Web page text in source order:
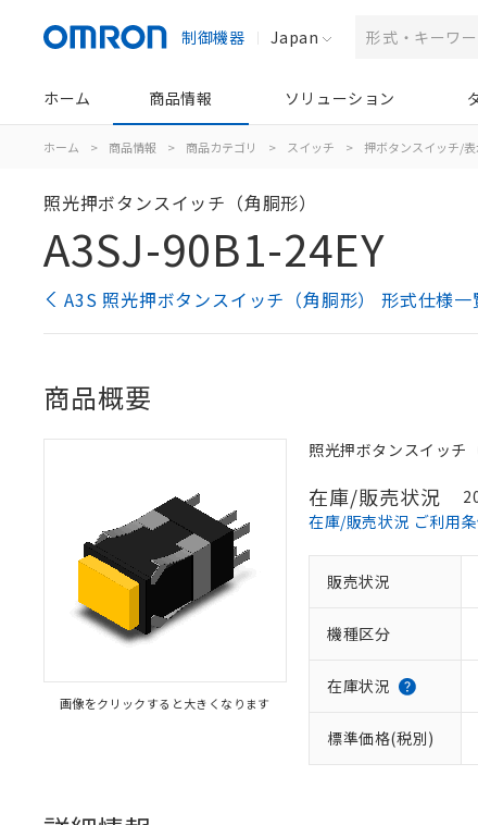
制御機器 Japan
ホーム 商品情報 ソリューション
ホーム > 商品情報 > 商品カテゴリ > スイッチ > 押ボタンスイッチ/表
照光押ボタンスイッチ（角胴形）
A3SJ-90B1-24EY
A3S 照光押ボタンスイッチ（角胴形） 形式仕様一
商品概要
画像をクリックすると大きくなります
照光押ボタンスイッチ
在庫/販売状況
在庫/販売状況 ご利用
販売状況
機種区分
在庫状況
標準価格(税別)